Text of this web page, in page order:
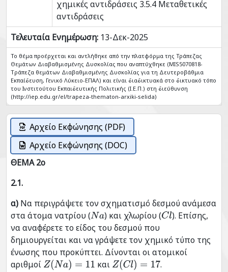
χημικές αντιδράσεις 3.5.4 Μεταθετικές
αντιδράσεις
Τελευταία Ενημέρωση: 13-Δεκ-2025
Το θέμα προέρχεται και αντλήθηκε από την πλατφόρμα της Τράπεζας
Θεμάτων Διαβαθμισμένης Δυσκολίας που αναπτύχθηκε (MIS5070818-
Tράπεζα θεμάτων Διαβαθμισμένης Δυσκολίας για τη Δευτεροβάθμια
Εκπαίδευση, Γενικό Λύκειο-ΕΠΑΛ) και είναι διαδικτυακά στο δικτυακό τόπο
του Ινστιτούτου Εκπαιδευτικής Πολιτικής (Ι.Ε.Π.) στη διεύθυνση
(http://iep.edu.gr/el/trapeza-thematon-arxiki-selida)
Αρχείο Εκφώνησης (PDF)
Αρχείο Εκφώνησης (DOC)
ΘΕΜΑ 2ο
2.1.
α) Να περιγράψετε τον σχηματισμό δεσμού ανάμεσα
στα άτομα νατρίου (Na ) και χλωρίου (Cl ). Επίσης,
να αναφέρετε το είδος του δεσμού που
δημιουργείται και να γράψετε τον χημικό τύπο της
ένωσης που προκύπτει. Δίνονται οι ατομικοί
αριθμοί Z(Na)=11 και Z(Cl)=17
.